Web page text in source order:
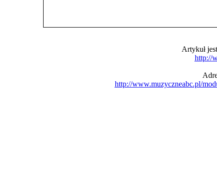
Artykuł
http://
http://www.muzyczneabc.pl/